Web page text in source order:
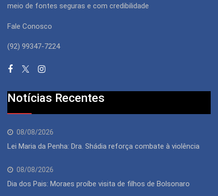
meio de fontes seguras e com credibilidade
Fale Conosco
(92) 99347-7224
Notícias Recentes
08/08/2026
Lei Maria da Penha: Dra. Shádia reforça combate à violência
08/08/2026
Dia dos Pais: Moraes proíbe visita de filhos de Bolsonaro